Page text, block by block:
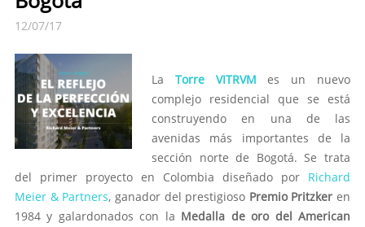
12/07/17
La Torre VITRVM es un nuevo
complejo residencial que se está
construyendo en una de las
avenidas más importantes de la
sección norte de Bogotá. Se trata
del primer proyecto en Colombia diseñado por Richard
Meier & Partners, ganador del prestigioso Premio Pritzker en
1984 y galardonados con la Medalla de oro del American